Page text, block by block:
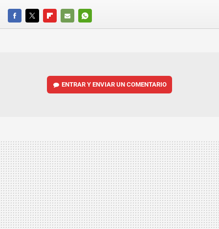
FACEBOOKTWITTERFLIPBOARD
E-
WHATSAPP
ENTRAR Y ENVIAR UN COMENTARIO